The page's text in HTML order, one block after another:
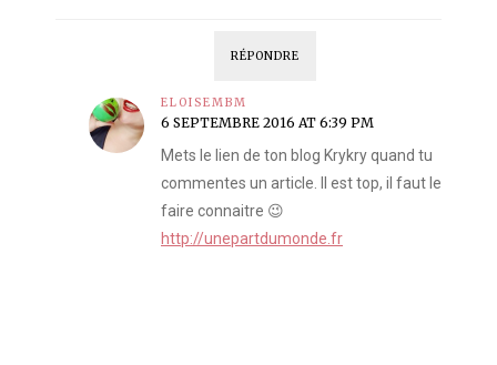
RÉPONDRE
ELOISEMBM
6 SEPTEMBRE 2016 AT 6:39 PM
Mets le lien de ton blog Krykry quand tu
commentes un article. Il est top, il faut le
faire connaitre 😉
http://unepartdumonde.fr